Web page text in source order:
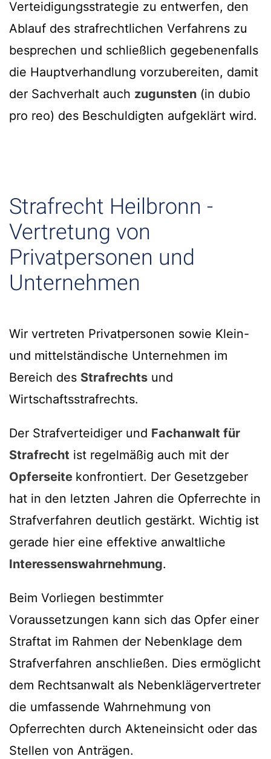
Verteidigungsstrategie zu entwerfen, den
Ablauf des strafrechtlichen Verfahrens zu
besprechen und schließlich gegebenenfalls
die Hauptverhandlung vorzubereiten, damit
der Sachverhalt auch zugunsten (in dubio
pro reo) des Beschuldigten aufgeklärt wird.
Strafrecht Heilbronn -
Vertretung von
Privatpersonen und
Unternehmen
Wir vertreten Privatpersonen sowie Klein-
und mittelständische Unternehmen im
Bereich des Strafrechts und
Wirtschaftsstrafrechts.
Der Strafverteidiger und Fachanwalt für
Strafrecht ist regelmäßig auch mit der
Opferseite konfrontiert. Der Gesetzgeber
hat in den letzten Jahren die Opferrechte in
Strafverfahren deutlich gestärkt. Wichtig ist
gerade hier eine effektive anwaltliche
Interessenswahrnehmung.
Beim Vorliegen bestimmter
Voraussetzungen kann sich das Opfer einer
Straftat im Rahmen der Nebenklage dem
Strafverfahren anschließen. Dies ermöglicht
dem Rechtsanwalt als Nebenklägervertreter
die umfassende Wahrnehmung von
Opferrechten durch Akteneinsicht oder das
Stellen von Anträgen.